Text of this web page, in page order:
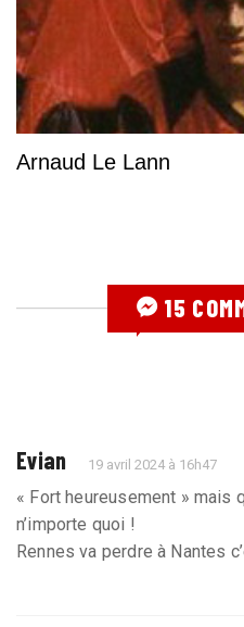
Arnaud Le Lann
15
Evian 19 avril 2024 à 16h47
« Fort heureusement » mais
n’importe quoi !
Rennes va perdre à Nantes